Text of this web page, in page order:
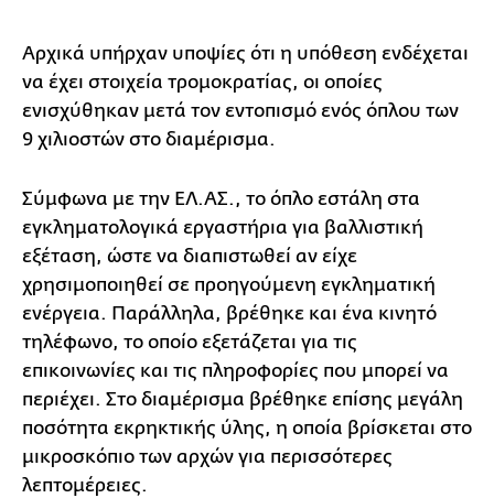
Αρχικά υπήρχαν υποψίες ότι η υπόθεση ενδέχεται
να έχει στοιχεία τρομοκρατίας, οι οποίες
ενισχύθηκαν μετά τον εντοπισμό ενός όπλου των
9 χιλιοστών στο διαμέρισμα.
Σύμφωνα με την ΕΛ.ΑΣ., το όπλο εστάλη στα
εγκληματολογικά εργαστήρια για βαλλιστική
εξέταση, ώστε να διαπιστωθεί αν είχε
χρησιμοποιηθεί σε προηγούμενη εγκληματική
ενέργεια. Παράλληλα, βρέθηκε και ένα κινητό
τηλέφωνο, το οποίο εξετάζεται για τις
επικοινωνίες και τις πληροφορίες που μπορεί να
περιέχει. Στο διαμέρισμα βρέθηκε επίσης μεγάλη
ποσότητα εκρηκτικής ύλης, η οποία βρίσκεται στο
μικροσκόπιο των αρχών για περισσότερες
λεπτομέρειες.